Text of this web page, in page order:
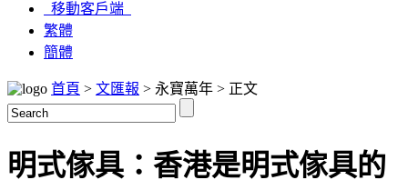
移動客戶端
繁體
簡體
首頁 > 文匯報 > 永寶萬年 > 正文
明式傢具：香港是明式傢具的